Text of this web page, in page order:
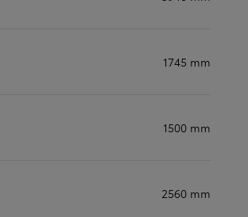
1745 mm
1500 mm
2560 mm